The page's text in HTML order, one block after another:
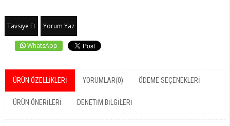
Tavsiye Et Yorum Yaz
WhatsApp
ÜRÜN ÖZELLIKLERI YORUMLAR(0) ÖDEME SEÇENEKLERI
ÜRÜN ÖNERILERI DENETIM BILGILERI